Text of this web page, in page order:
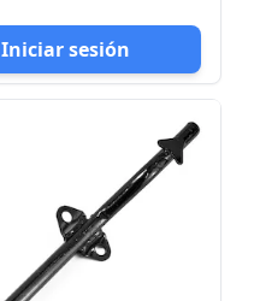
Iniciar sesión